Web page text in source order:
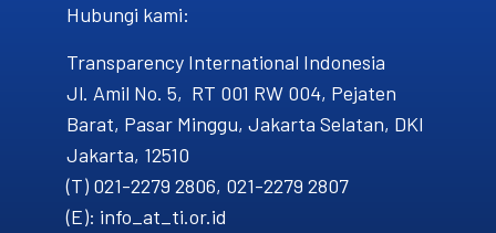
Hubungi kami​:
Transparency International Indonesia
Jl. Amil No. 5, RT 001 RW 004, Pejaten
Barat, Pasar Minggu, Jakarta Selatan, DKI
Jakarta, 12510
(T) 021-2279 2806, 021-2279 2807
(E): info_at_ti.or.id